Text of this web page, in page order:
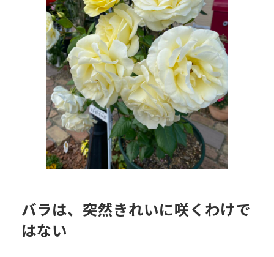
バラは、突然きれいに咲くわけで
はない